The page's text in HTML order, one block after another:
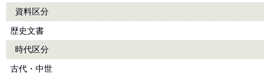
資料区分
歴史文書
時代区分
古代・中世